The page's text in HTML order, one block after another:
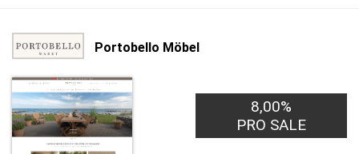
Portobello Möbel
8,00%
PRO SALE